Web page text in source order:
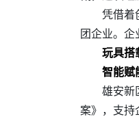
凭借着
团企业。企
玩具搭
智能赋
雄安新
案》，支持